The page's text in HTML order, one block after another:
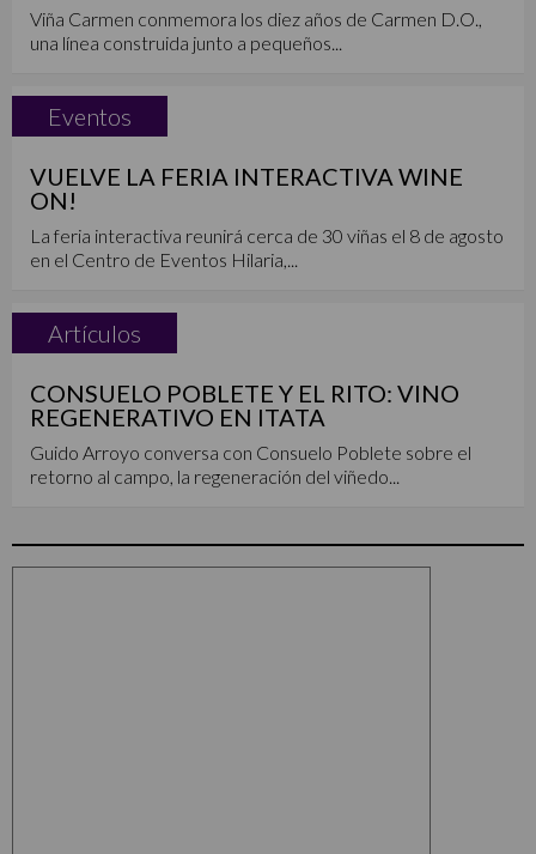
Viña Carmen conmemora los diez años de Carmen D.O.,
una línea construida junto a pequeños...
Eventos
VUELVE LA FERIA INTERACTIVA WINE
ON!
La feria interactiva reunirá cerca de 30 viñas el 8 de agosto
en el Centro de Eventos Hilaria,...
Artículos
CONSUELO POBLETE Y EL RITO: VINO
REGENERATIVO EN ITATA
Guido Arroyo conversa con Consuelo Poblete sobre el
retorno al campo, la regeneración del viñedo...